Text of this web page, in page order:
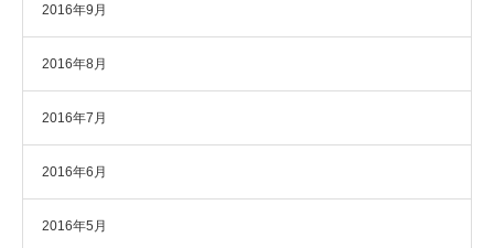
2016年9月
2016年8月
2016年7月
2016年6月
2016年5月